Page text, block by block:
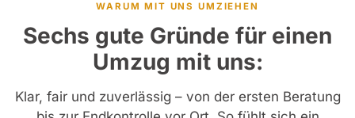
WARUM MIT UNS UMZIEHEN
Sechs gute Gründe für einen
Umzug mit uns:
Klar, fair und zuverlässig – von der ersten Beratung